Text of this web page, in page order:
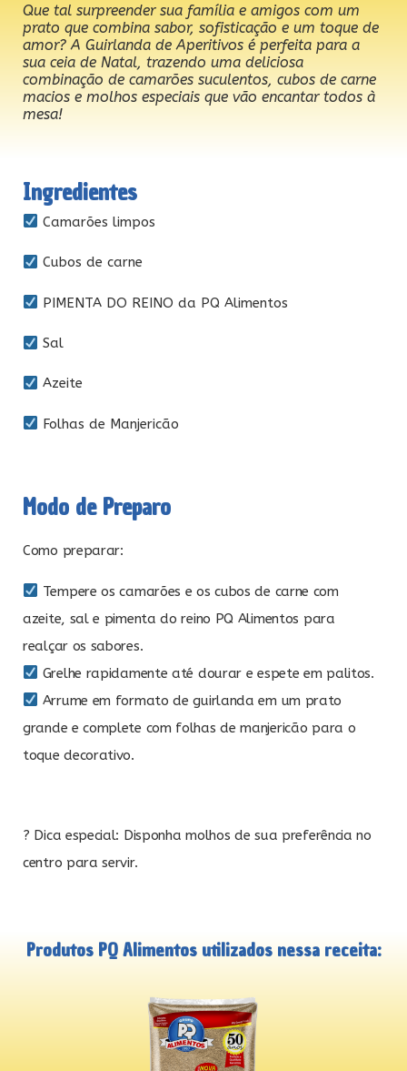
Que tal surpreender sua família e amigos com um
prato que combina sabor, sofisticação e um toque de
amor? A Guirlanda de Aperitivos é perfeita para a
sua ceia de Natal, trazendo uma deliciosa
combinação de camarões suculentos, cubos de carne
macios e molhos especiais que vão encantar todos à
mesa!
Ingredientes
Camarões limpos
Cubos de carne
PIMENTA DO REINO da PQ Alimentos
Sal
Azeite
Folhas de Manjericão
Modo de Preparo
Como preparar:
Tempere os camarões e os cubos de carne com
azeite, sal e pimenta do reino PQ Alimentos para
realçar os sabores.
Grelhe rapidamente até dourar e espete em palitos.
Arrume em formato de guirlanda em um prato
grande e complete com folhas de manjericão para o
toque decorativo.
? Dica especial: Disponha molhos de sua preferência no
centro para servir.
Produtos PQ Alimentos utilizados nessa receita: